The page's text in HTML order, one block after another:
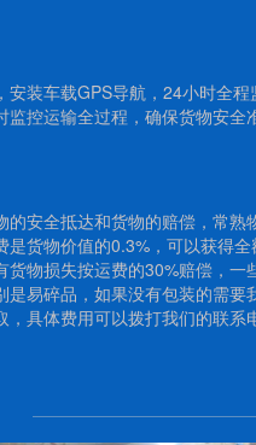
安装车载GPS导航，24小时全
监控运输全过程，确保货物安全
的安全抵达和货物的赔偿，常熟
是货物价值的0.3%，可以获得
货物损失按运费的30%赔偿，一
是易碎品，如果没有包装的需要
，具体费用可以拨打我们的联系